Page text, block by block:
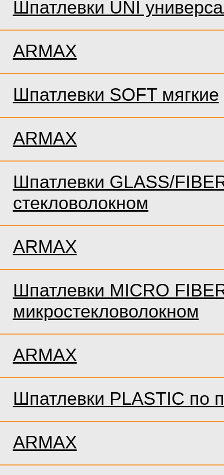
Шпатлевки UNI
ARMAX
Шпатлевки SOFT мягкие
ARMAX
Шпатлевки GLASS/
стекловолокном
ARMAX
Шпатлевки MICRO
микростекловолокном
ARMAX
Шпатлевки PLASTIC по
ARMAX